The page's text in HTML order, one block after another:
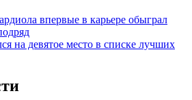
впервые в карьере обыграл
на девятое место в списке лучших